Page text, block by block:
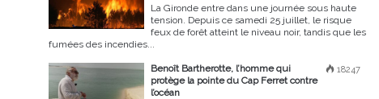
La Gironde entre dans une journée sous haute
tension. Depuis ce samedi 25 juillet, le risque
feux de forêt atteint le niveau noir, tandis que les
fumées des incendies...
18247
Benoît Bartherotte, l’homme qui
protège la pointe du Cap Ferret contre
l’océan